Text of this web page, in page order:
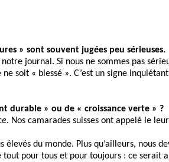
» sont souvent jugées peu sérieuses.
journal. Si nous ne sommes pas
soit « blessé ». C’est un signe
durable » ou de « croissance verte » ?
. Nos camarades suisses ont appelé le leur
du monde. Plus qu’ailleurs, nous
pour tous et pour toujours : ce serait